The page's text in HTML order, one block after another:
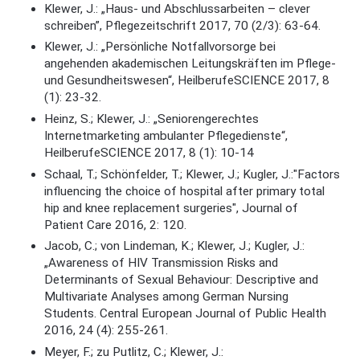
Klewer, J.: „Haus- und Abschlussarbeiten – clever
schreiben”, Pflegezeitschrift 2017, 70 (2/3): 63-64.
Klewer, J.: „Persönliche Notfallvorsorge bei
angehenden akademischen Leitungskräften im Pflege-
und Gesundheitswesen“, HeilberufeSCIENCE 2017, 8
(1): 23-32.
Heinz, S.; Klewer, J.: „Seniorengerechtes
Internetmarketing ambulanter Pflegedienste“,
HeilberufeSCIENCE 2017, 8 (1): 10-14
Schaal, T.; Schönfelder, T.; Klewer, J.; Kugler, J.:"Factors
influencing the choice of hospital after primary total
hip and knee replacement surgeries", Journal of
Patient Care 2016, 2: 120.
Jacob, C.; von Lindeman, K.; Klewer, J.; Kugler, J.:
„Awareness of HIV Transmission Risks and
Determinants of Sexual Behaviour: Descriptive and
Multivariate Analyses among German Nursing
Students. Central European Journal of Public Health
2016, 24 (4): 255-261.
Meyer, F.; zu Putlitz, C.; Klewer, J.: